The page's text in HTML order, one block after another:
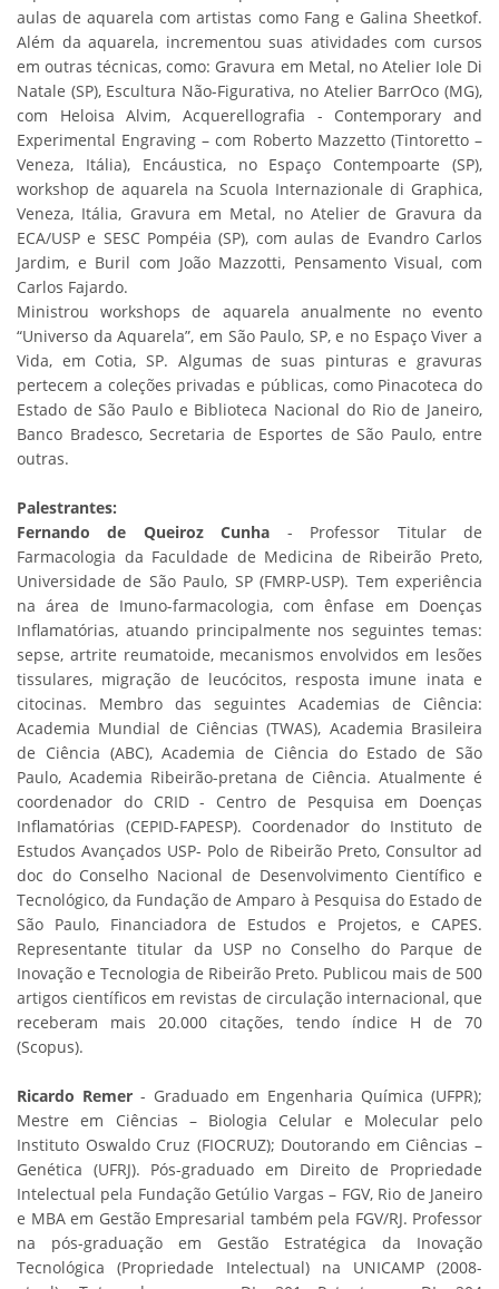
aulas de aquarela com artistas como Fang e Galina Sheetkof.
Além da aquarela, incrementou suas atividades com cursos
em outras técnicas, como: Gravura em Metal, no Atelier Iole Di
Natale (SP), Escultura Não-Figurativa, no Atelier BarrOco (MG),
com Heloisa Alvim, Acquerellografia - Contemporary and
Experimental Engraving – com Roberto Mazzetto (Tintoretto –
Veneza, Itália), Encáustica, no Espaço Contempoarte (SP),
workshop de aquarela na Scuola Internazionale di Graphica,
Veneza, Itália, Gravura em Metal, no Atelier de Gravura da
ECA/USP e SESC Pompéia (SP), com aulas de Evandro Carlos
Jardim, e Buril com João Mazzotti, Pensamento Visual, com
Carlos Fajardo.
Ministrou workshops de aquarela anualmente no evento
“Universo da Aquarela”, em São Paulo, SP, e no Espaço Viver a
Vida, em Cotia, SP. Algumas de suas pinturas e gravuras
pertecem a coleções privadas e públicas, como Pinacoteca do
Estado de São Paulo e Biblioteca Nacional do Rio de Janeiro,
Banco Bradesco, Secretaria de Esportes de São Paulo, entre
outras.
Palestrantes:
Fernando de Queiroz Cunha - Professor Titular de
Farmacologia da Faculdade de Medicina de Ribeirão Preto,
Universidade de São Paulo, SP (FMRP-USP). Tem experiência
na área de Imuno-farmacologia, com ênfase em Doenças
Inflamatórias, atuando principalmente nos seguintes temas:
sepse, artrite reumatoide, mecanismos envolvidos em lesões
tissulares, migração de leucócitos, resposta imune inata e
citocinas. Membro das seguintes Academias de Ciência:
Academia Mundial de Ciências (TWAS), Academia Brasileira
de Ciência (ABC), Academia de Ciência do Estado de São
Paulo, Academia Ribeirão-pretana de Ciência. Atualmente é
coordenador do CRID - Centro de Pesquisa em Doenças
Inflamatórias (CEPID-FAPESP). Coordenador do Instituto de
Estudos Avançados USP- Polo de Ribeirão Preto, Consultor ad
doc do Conselho Nacional de Desenvolvimento Científico e
Tecnológico, da Fundação de Amparo à Pesquisa do Estado de
São Paulo, Financiadora de Estudos e Projetos, e CAPES.
Representante titular da USP no Conselho do Parque de
Inovação e Tecnologia de Ribeirão Preto. Publicou mais de 500
artigos científicos em revistas de circulação internacional, que
receberam mais 20.000 citações, tendo índice H de 70
(Scopus).
Ricardo Remer - Graduado em Engenharia Química (UFPR);
Mestre em Ciências – Biologia Celular e Molecular pelo
Instituto Oswaldo Cruz (FIOCRUZ); Doutorando em Ciências –
Genética (UFRJ). Pós-graduado em Direito de Propriedade
Intelectual pela Fundação Getúlio Vargas – FGV, Rio de Janeiro
e MBA em Gestão Empresarial também pela FGV/RJ. Professor
na pós-graduação em Gestão Estratégica da Inovação
Tecnológica (Propriedade Intelectual) na UNICAMP (2008-